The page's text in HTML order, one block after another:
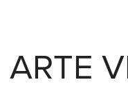
ARTE